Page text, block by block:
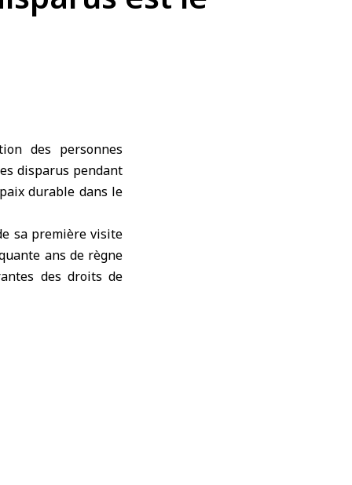
des personnes
disparus pendant
durable dans le
sa première visite
ans de règne
des droits de